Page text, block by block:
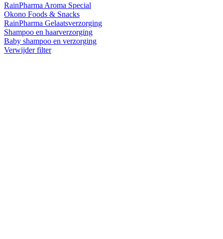
RainPharma Aroma Special
Okono Foods & Snacks
RainPharma Gelaatsverzorging
Shampoo en haarverzorging
Baby shampoo en verzorging
Verwijder filter